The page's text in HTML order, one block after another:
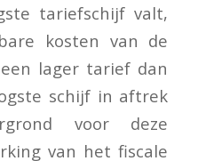
tariefschijf valt,
kosten van de
lager tarief dan
schijf in aftrek
voor deze
van het fiscale